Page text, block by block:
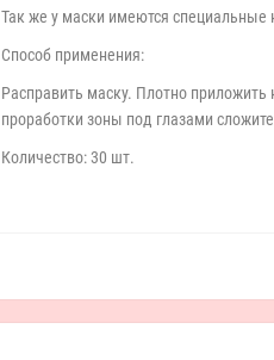
Так же у маски имеются специальные
Способ применения:
Расправить маску. Плотно
проработки зоны под глазами
Количество: 30 шт.